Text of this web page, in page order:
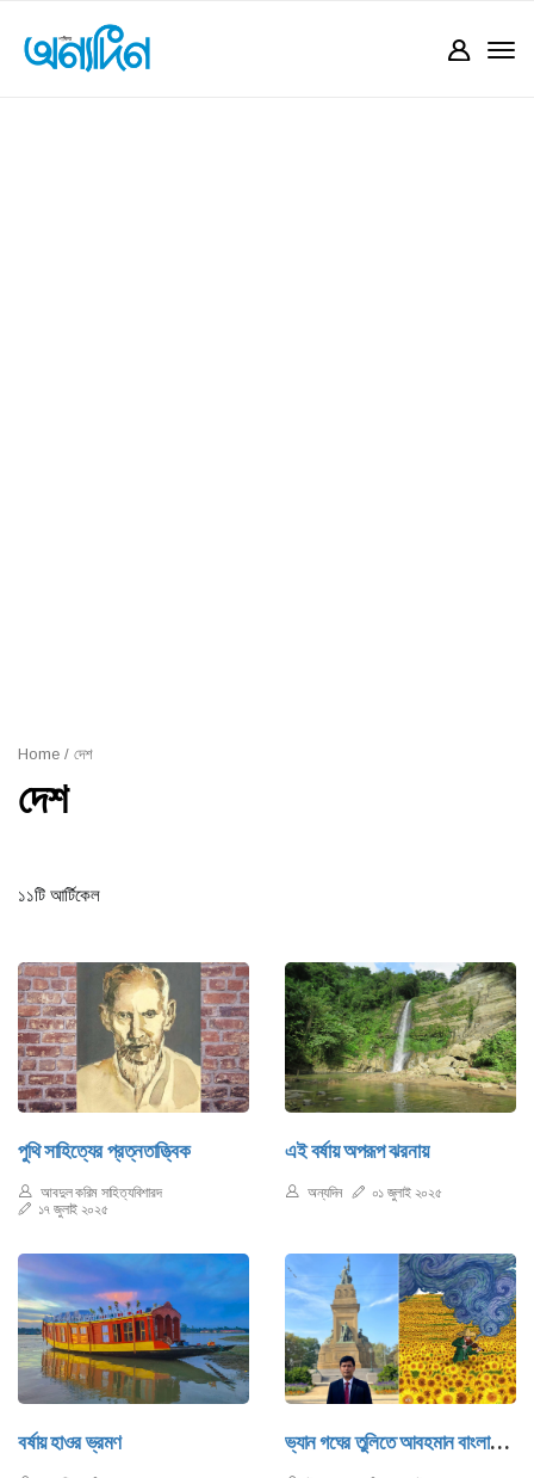
Home / দেশ
দেশ
১১টি আর্টিকেল
পুথি সাহিত্যের প্রত্নতাত্ত্বিক
আবদুল করিম সাহিত্যবিশারদ
১৭ জুলাই ২০২৫
এই বর্ষায় অপরূপ ঝরনায়
অন্যদিন ০১ জুলাই ২০২৫
বর্ষায় হাওর ভ্রমণ ভ্যান গঘের তুলিতে আবহমান বাংলার রূপ!